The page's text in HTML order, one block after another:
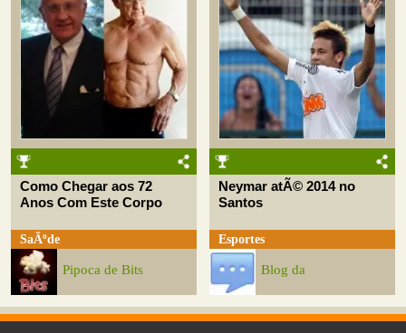
Como Chegar aos 72
Anos Com Este Corpo
SaÃºde
Pipoca de Bits
Neymar atÃ© 2014 no
Santos
Esportes
Blog da